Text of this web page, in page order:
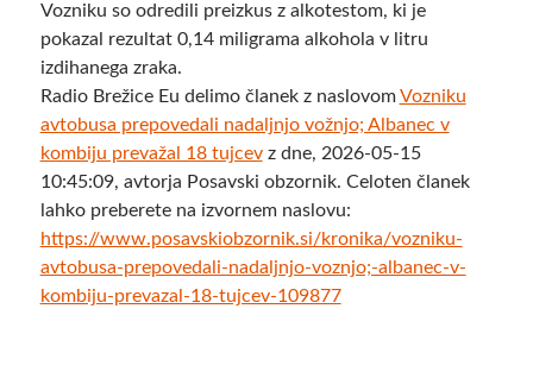
Vozniku so odredili preizkus z alkotestom, ki je
pokazal rezultat 0,14 miligrama alkohola v litru
izdihanega zraka.
Radio Brežice Eu delimo članek z naslovomVozniku
avtobusa prepovedali nadaljnjo vožnjo; Albanec v
kombiju prevažal 18 tujcevz dne, 2026-05-15
10:45:09, avtorja Posavski obzornik. Celoten članek
lahko preberete na izvornem naslovu:
https://www.posavskiobzornik.si/kronika/vozniku-
avtobusa-prepovedali-nadaljnjo-voznjo;-albanec-v-
kombiju-prevazal-18-tujcev-109877